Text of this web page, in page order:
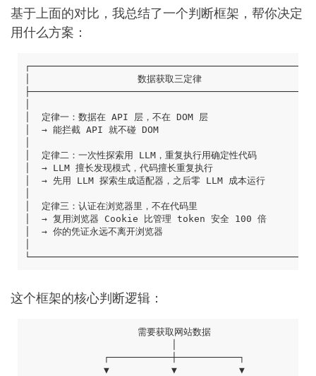
基于上面的对比，我总结了一个判断框架，帮你决定
用什么方案：
这个框架的核心判断逻辑：
                    需要获取网站数据
              ▼           ▼           ▼